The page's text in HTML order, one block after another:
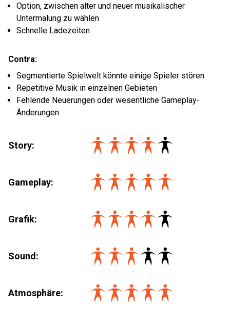
Option, zwischen alter und neuer musikalischer
Untermalung zu wählen
Schnelle Ladezeiten
Contra:
Segmentierte Spielwelt könnte einige Spieler stören
Repetitive Musik in einzelnen Gebieten
Fehlende Neuerungen oder wesentliche Gameplay-
Änderungen
Story:
Gameplay:
Grafik:
Sound:
Atmosphäre: